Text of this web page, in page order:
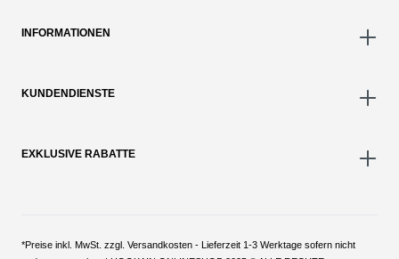
INFORMATIONEN
KUNDENDIENSTE
EXKLUSIVE RABATTE
*Preise inkl. MwSt. zzgl. Versandkosten - Lieferzeit 1-3 Werktage sofern nicht